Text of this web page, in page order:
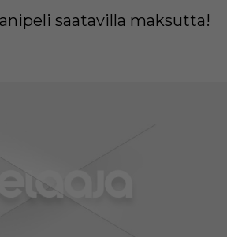
saatavilla maksutta!